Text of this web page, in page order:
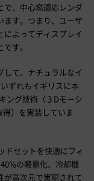
で、中心窩適応レンダ
ます。つまり、ユーザ
よってディスプレイ
す。
て、ナチュラルなイ
ずれもイギリスに本
ング技術（３Dモーシ
）を実装していま
ドセットを快適にフィ
の軽量化、冷却機
が高次元で実現されて